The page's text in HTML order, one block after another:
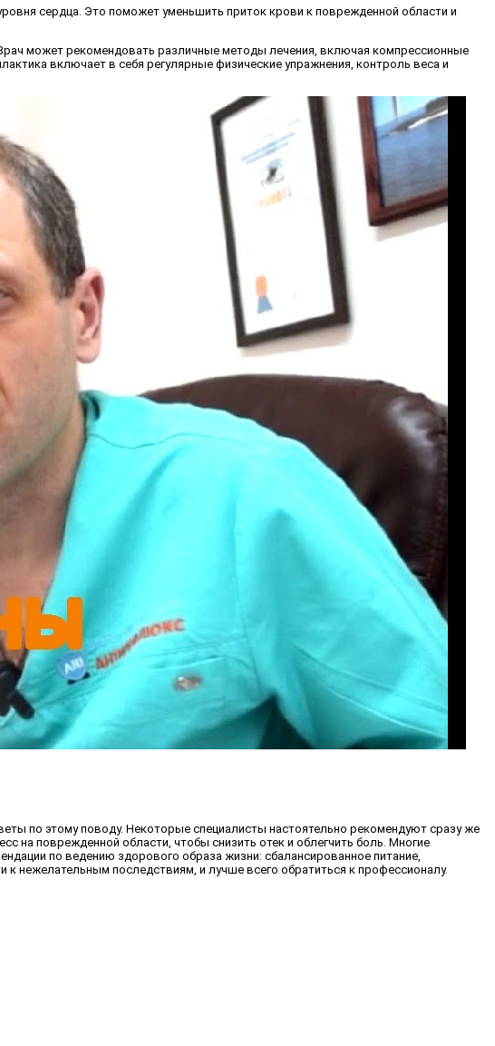
сердца. Это поможет уменьшить приток крови к поврежденной области и
может рекомендовать различные методы лечения, включая компрессионные
включает в себя регулярные физические упражнения, контроль веса и
по этому поводу. Некоторые специалисты настоятельно рекомендуют сразу же
на поврежденной области, чтобы снизить отек и облегчить боль. Многие
по ведению здорового образа жизни: сбалансированное питание,
нежелательным последствиям, и лучше всего обратиться к профессионалу.